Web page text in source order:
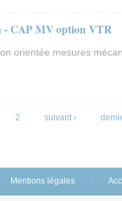
- CAP MV option VTR
orientée mesures
2 suivant ›
Mentions légales